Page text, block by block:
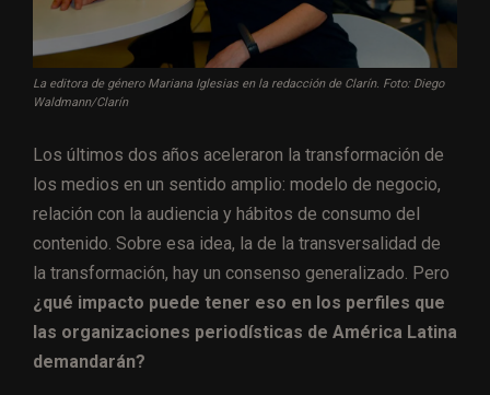
La editora de género Mariana Iglesias en la redacción de Clarín. Foto: Diego
Waldmann/Clarín
Los últimos dos años aceleraron la transformación de
los medios en un sentido amplio: modelo de negocio,
relación con la audiencia y hábitos de consumo del
contenido. Sobre esa idea, la de la transversalidad de
la transformación, hay un consenso generalizado. Pero
¿qué impacto puede tener eso en los perfiles que
las organizaciones periodísticas de América Latina
demandarán?